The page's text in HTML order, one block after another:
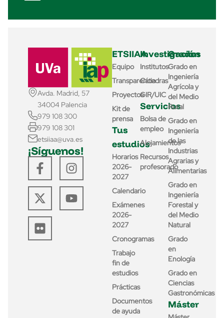
Avda. Madrid, 57
34004 Palencia
979 108 300
979 108 301
etsiiaa@uva.es
¡Síguenos!
ETSIIAA
Equipo
Transparencia
Proyectos
Kit de
prensa
Tus
estudios
Horarios
2026-
2027
Calendario
Exámenes
2026-
2027
Cronogramas
Trabajo
fin de
estudios
Prácticas
Documentos
de ayuda
Investigación
Institutos
Cátedras
GIR/UIC
Servicios
Bolsa de
empleo
Alojamientos
Recursos
profesorado
Grados
Grado en
Ingeniería
Agrícola y
del Medio
Rural
Grado en
Ingeniería
de las
Industrias
Agrarias y
Alimentarias
Grado en
Ingeniería
Forestal y
del Medio
Natural
Grado
en
Enología
Grado en
Ciencias
Gastronómicas
Máster